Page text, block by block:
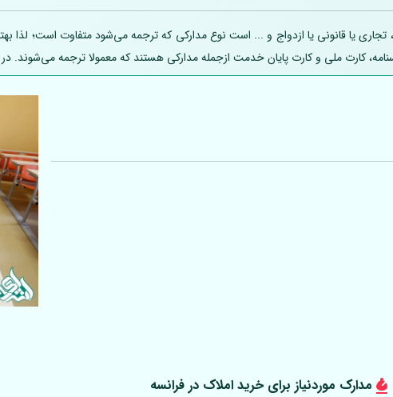
یا قانونی یا ازدواج و ... است نوع مدارکی که ترجمه می‌شود متفاوت است؛ لذا
کارت ملی و کارت پایان خدمت ازجمله مدارکی هستند که معمولا ترجمه
مدارک موردنیاز برای خرید املاک در فرانسه